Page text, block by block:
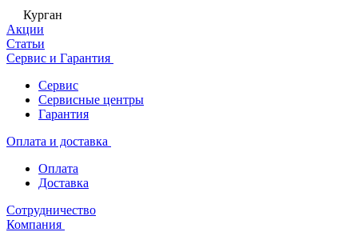
Курган
Акции
Статьи
Сервис и Гарантия
Сервис
Сервисные центры
Гарантия
Оплата и доставка
Оплата
Доставка
Сотрудничество
Компания